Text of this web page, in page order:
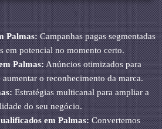
Palmas:Campanhas pagas segmentadas
em potencial no momento certo.
Palmas:Anúncios otimizados para
o reconhecimento da marca.
Estratégias multicanal para ampliar a
do seu negócio.
em Palmas:Convertemos